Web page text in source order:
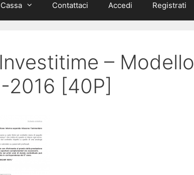
Cassa Contattaci Accedi Registrati
– Modello
2016 [40P]